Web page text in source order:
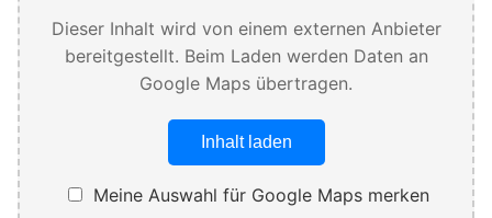
Dieser Inhalt wird von einem externen Anbieter
bereitgestellt. Beim Laden werden Daten an
Google Maps übertragen.
Inhalt laden
Meine Auswahl für Google Maps merken